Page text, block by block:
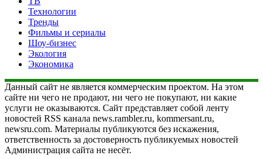
Технологии
Тренды
Фильмы и сериалы
Шоу-бизнес
Экология
Экономика
Данный сайт не является коммерческим проектом. На этом
сайте ни чего не продают, ни чего не покупают, ни какие
услуги не оказываются. Сайт представляет собой ленту
новостей RSS канала news.rambler.ru, kommersant.ru,
newsru.com. Материалы публикуются без искажения,
ответственность за достоверность публикуемых новостей
Администрация сайта не несёт.